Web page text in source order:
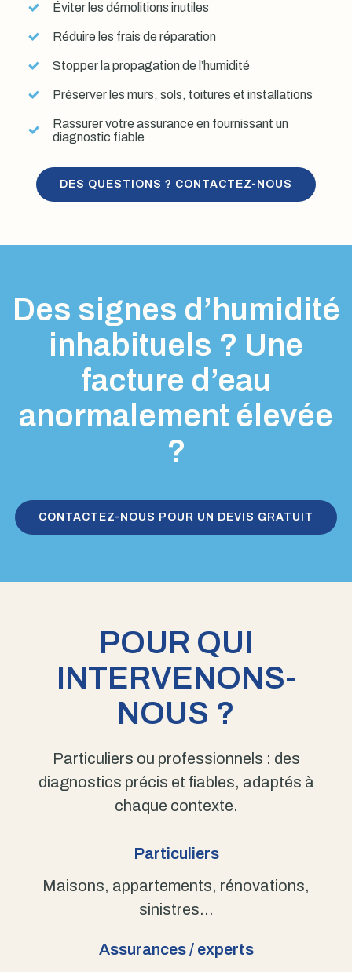
Éviter les démolitions inutiles
Réduire les frais de réparation
Stopper la propagation de l’humidité
Préserver les murs, sols, toitures et installations
Rassurer votre assurance en fournissant un
diagnostic fiable
DES QUESTIONS ? CONTACTEZ-NOUS
Des signes d’humidité
inhabituels ? Une
facture d’eau
anormalement élevée
?
CONTACTEZ-NOUS POUR UN DEVIS GRATUIT
POUR QUI
INTERVENONS-
NOUS ?
Particuliers ou professionnels : des
diagnostics précis et fiables, adaptés à
chaque contexte.
Particuliers
Maisons, appartements, rénovations,
sinistres…
Assurances / experts